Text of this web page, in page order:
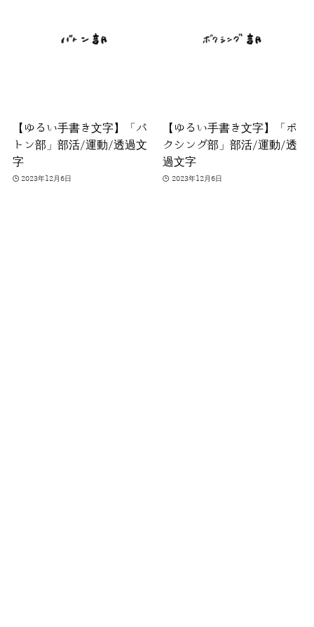
【ゆるい手書き文字】「バ
トン部」部活/運動/透過文
字
2023年12月6日
【ゆるい手書き文字】「ボ
クシング部」部活/運動/透
過文字
2023年12月6日